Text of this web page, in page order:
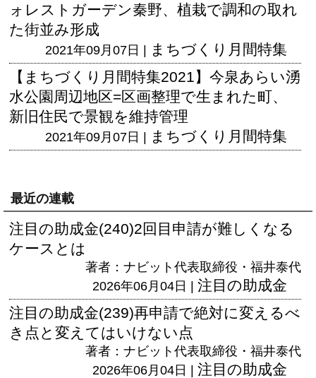
ォレストガーデン秦野、植栽で調和の取れ
た街並み形成
2021年09月07日 | まちづくり月間特集
【まちづくり月間特集2021】今泉あらい湧
水公園周辺地区=区画整理で生まれた町、
新旧住民で景観を維持管理
2021年09月07日 | まちづくり月間特集
最近の連載
注目の助成金(240)2回目申請が難しくなる
ケースとは
著者：ナビット代表取締役・福井泰代
2026年06月04日 | 注目の助成金
注目の助成金(239)再申請で絶対に変えるべ
き点と変えてはいけない点
著者：ナビット代表取締役・福井泰代
2026年06月04日 | 注目の助成金